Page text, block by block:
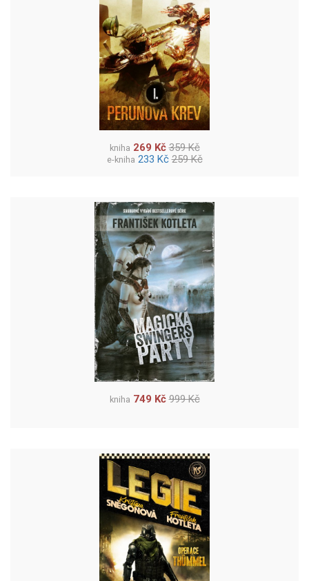
kniha 269 Kč 359 Kč
e-kniha 233 Kč 259 Kč
kniha 749 Kč 999 Kč